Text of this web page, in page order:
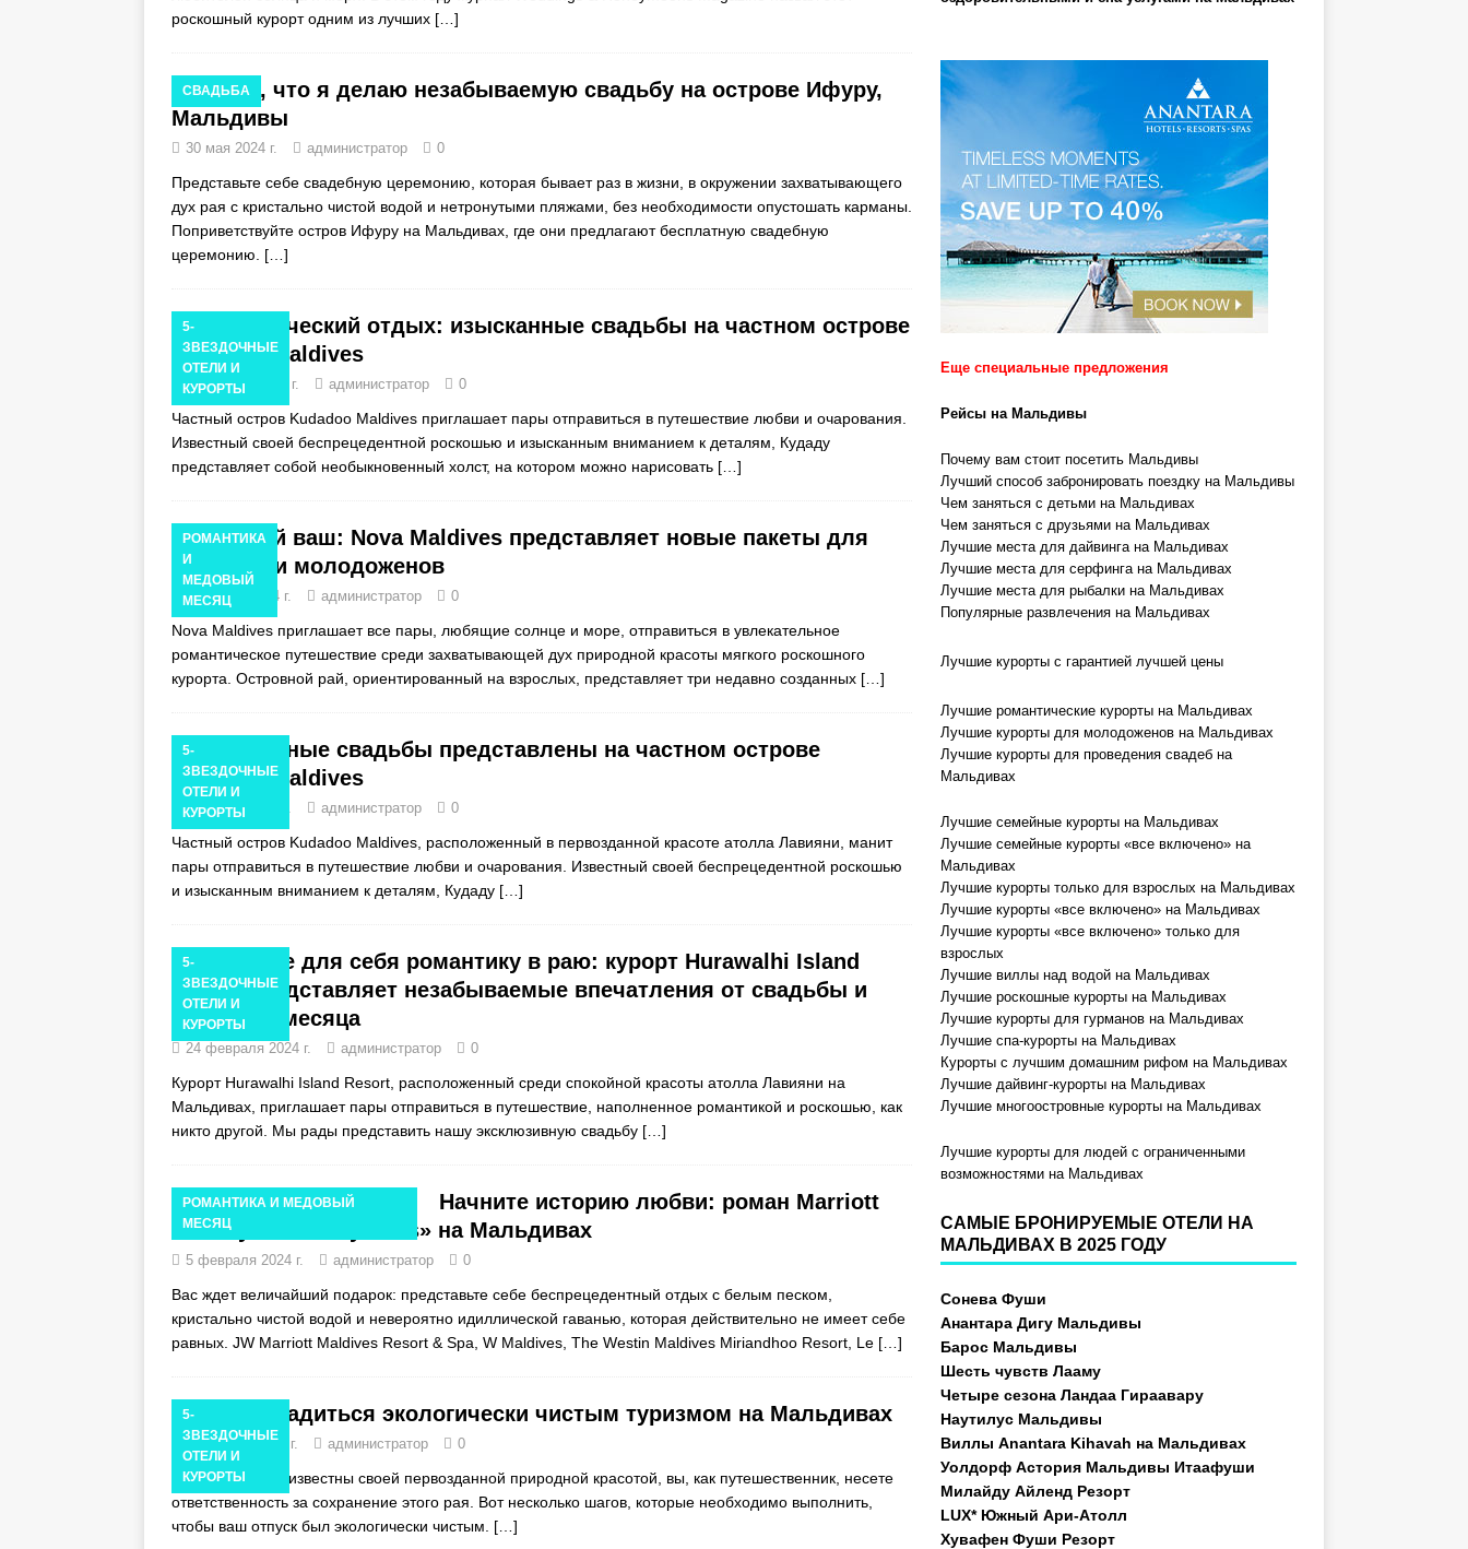
роскошный курорт одним из лучших […]
СВАДЬБА
Скажи, что я делаю незабываемую свадьбу на острове Ифуру,
Мальдивы
30 мая 2024 г. администратор 0
Представьте себе свадебную церемонию, которая бывает раз в жизни, в окружении захватывающего
дух рая с кристально чистой водой и нетронутыми пляжами, без необходимости опустошать карманы.
Поприветствуйте остров Ифуру на Мальдивах, где они предлагают бесплатную свадебную
церемонию. […]
5-
ЗВЕЗДОЧНЫЕ
ОТЕЛИ И
КУРОРТЫ
Романтический отдых: изысканные свадьбы на частном острове
Kudadoo Maldives
10 апреля 2024 г. администратор 0
Частный остров Kudadoo Maldives приглашает пары отправиться в путешествие любви и очарования.
Известный своей беспрецедентной роскошью и изысканным вниманием к деталям, Кудаду
представляет собой необыкновенный холст, на котором можно нарисовать […]
РОМАНТИКА
И
МЕДОВЫЙ
МЕСЯЦ
С душой ваш: Nova Maldives представляет новые пакеты для
свадьбы и молодоженов
4 апреля 2024 г. администратор 0
Nova Maldives приглашает все пары, любящие солнце и море, отправиться в увлекательное
романтическое путешествие среди захватывающей дух природной красоты мягкого роскошного
курорта. Островной рай, ориентированный на взрослых, представляет три недавно созданных […]
5-
ЗВЕЗДОЧНЫЕ
ОТЕЛИ И
КУРОРТЫ
Изысканные свадьбы представлены на частном острове
Kudadoo Maldives
20 марта 2024 г. администратор 0
Частный остров Kudadoo Maldives, расположенный в первозданной красоте атолла Лавияни, манит
пары отправиться в путешествие любви и очарования. Известный своей беспрецедентной роскошью
и изысканным вниманием к деталям, Кудаду […]
5-
ЗВЕЗДОЧНЫЕ
ОТЕЛИ И
КУРОРТЫ
Откройте для себя романтику в раю: курорт Hurawalhi Island
Resort представляет незабываемые впечатления от свадьбы и
медового месяца
24 февраля 2024 г. администратор 0
Курорт Hurawalhi Island Resort, расположенный среди спокойной красоты атолла Лавияни на
Мальдивах, приглашает пары отправиться в путешествие, наполненное романтикой и роскошью, как
никто другой. Мы рады представить нашу эксклюзивную свадьбу […]
РОМАНТИКА И МЕДОВЫЙ
МЕСЯЦ
Начните историю любви: роман Marriott
Bonvoy «Eternally Ours» на Мальдивах
5 февраля 2024 г. администратор 0
Вас ждет величайший подарок: представьте себе беспрецедентный отдых с белым песком,
кристально чистой водой и невероятно идиллической гаванью, которая действительно не имеет себе
равных. JW Marriott Maldives Resort & Spa, W Maldives, The Westin Maldives Miriandhoo Resort, Le […]
5-
ЗВЕЗДОЧНЫЕ
ОТЕЛИ И
КУРОРТЫ
Как насладиться экологически чистым туризмом на Мальдивах
25 ноября 2023 г. администратор 0
Хотя Мальдивы известны своей первозданной природной красотой, вы, как путешественник, несете
ответственность за сохранение этого рая. Вот несколько шагов, которые необходимо выполнить,
чтобы ваш отпуск был экологически чистым. […]
Еще специальные предложения
Рейсы на Мальдивы
Почему вам стоит посетить Мальдивы
Лучший способ забронировать поездку на Мальдивы
Чем заняться с детьми на Мальдивах
Чем заняться с друзьями на Мальдивах
Лучшие места для дайвинга на Мальдивах
Лучшие места для серфинга на Мальдивах
Лучшие места для рыбалки на Мальдивах
Популярные развлечения на Мальдивах
Лучшие курорты с гарантией лучшей цены
Лучшие романтические курорты на Мальдивах
Лучшие курорты для молодоженов на Мальдивах
Лучшие курорты для проведения свадеб на
Мальдивах
Лучшие семейные курорты на Мальдивах
Лучшие семейные курорты «все включено» на
Мальдивах
Лучшие курорты только для взрослых на Мальдивах
Лучшие курорты «все включено» на Мальдивах
Лучшие курорты «все включено» только для
взрослых
Лучшие виллы над водой на Мальдивах
Лучшие роскошные курорты на Мальдивах
Лучшие курорты для гурманов на Мальдивах
Лучшие спа-курорты на Мальдивах
Курорты с лучшим домашним рифом на Мальдивах
Лучшие дайвинг-курорты на Мальдивах
Лучшие многоостровные курорты на Мальдивах
Лучшие курорты для людей с ограниченными
возможностями на Мальдивах
САМЫЕ БРОНИРУЕМЫЕ ОТЕЛИ НА
МАЛЬДИВАХ В 2025 ГОДУ
Сонева Фуши
Анантара Дигу Мальдивы
Барос Мальдивы
Шесть чувств Лааму
Четыре сезона Ландаа Гираавару
Наутилус Мальдивы
Виллы Anantara Kihavah на Мальдивах
Уолдорф Астория Мальдивы Итаафуши
Милайду Айленд Резорт
LUX* Южный Ари-Атолл
Хувафен Фуши Резорт